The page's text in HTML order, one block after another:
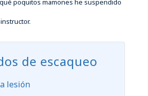
poquitos mamones he suspendido
de escaqueo
lesión